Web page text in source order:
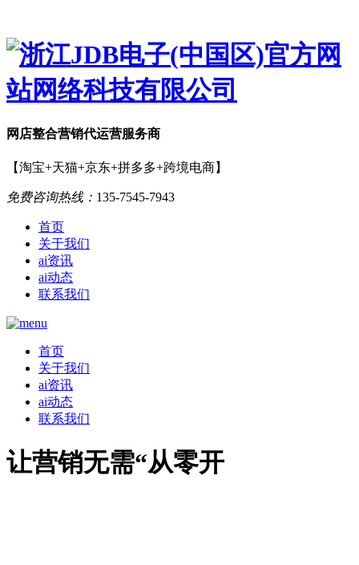
网店整合营销代运营服务商
【淘宝+天猫+京东+拼多多+跨境电商】
免费咨询热线： 135-7545-7943
首页
关于我们
ai资讯
ai动态
联系我们
首页
关于我们
ai资讯
ai动态
联系我们
让营销无需“从零开